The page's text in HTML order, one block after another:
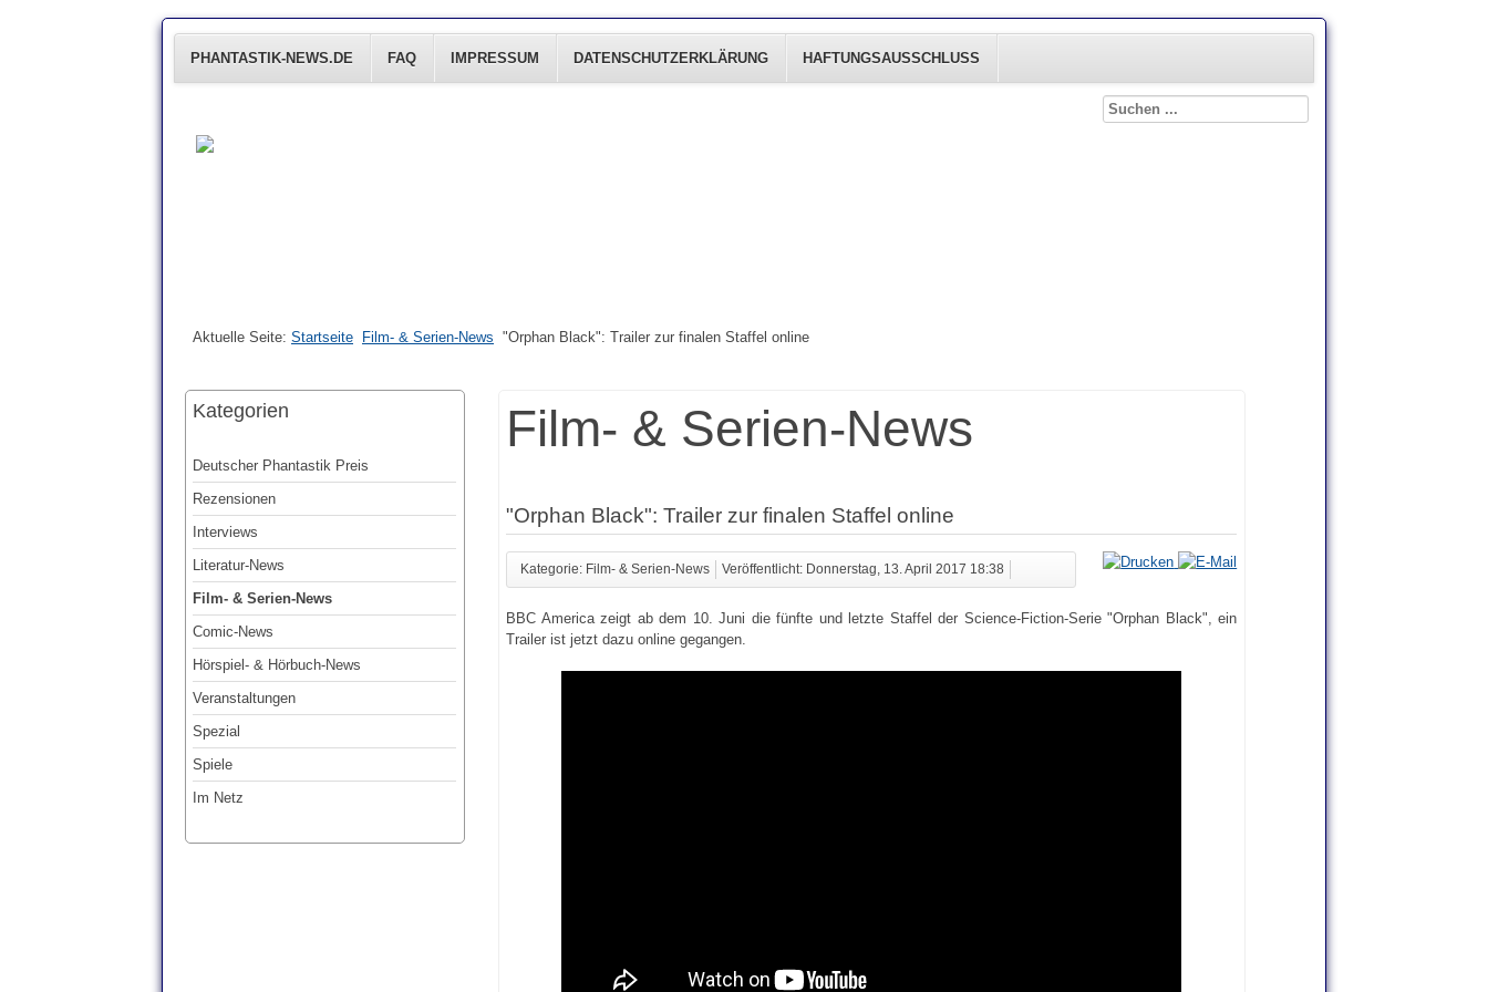
PHANTASTIK-NEWS.DE FAQ IMPRESSUM DATENSCHUTZERKLÄRUNG HAFTUNGSAUSSCHLUSS
Aktuelle Seite: Startseite Film- & Serien-News "Orphan Black": Trailer zur finalen Staffel online
Kategorien
Deutscher Phantastik Preis
Rezensionen
Interviews
Literatur-News
Film- & Serien-News
Comic-News
Hörspiel- & Hörbuch-News
Veranstaltungen
Spezial
Spiele
Im Netz
Film- & Serien-News
"Orphan Black": Trailer zur finalen Staffel online
Kategorie: Film- & Serien-News Veröffentlicht: Donnerstag, 13. April 2017 18:38
BBC America zeigt ab dem 10. Juni die fünfte und letzte Staffel der Science-Fiction-Serie "Orphan Black", ein
Trailer ist jetzt dazu online gegangen.